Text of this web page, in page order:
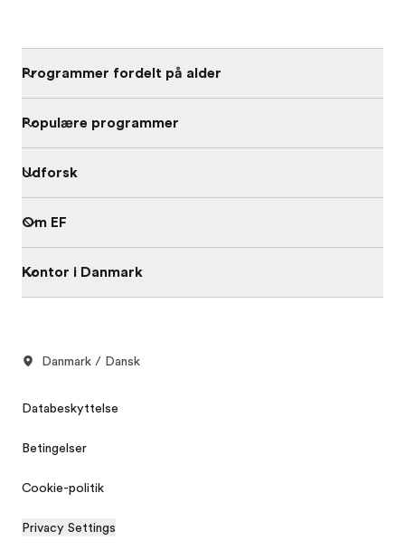
Programmer fordelt på alder
Populære programmer
Udforsk
Om EF
Kontor i Danmark
Danmark / Dansk
Databeskyttelse
Betingelser
Cookie-politik
Privacy Settings